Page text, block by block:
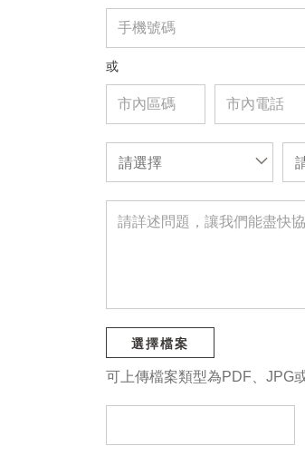
或
請選擇
選擇檔案
可上傳檔案類型為PDF、JPG